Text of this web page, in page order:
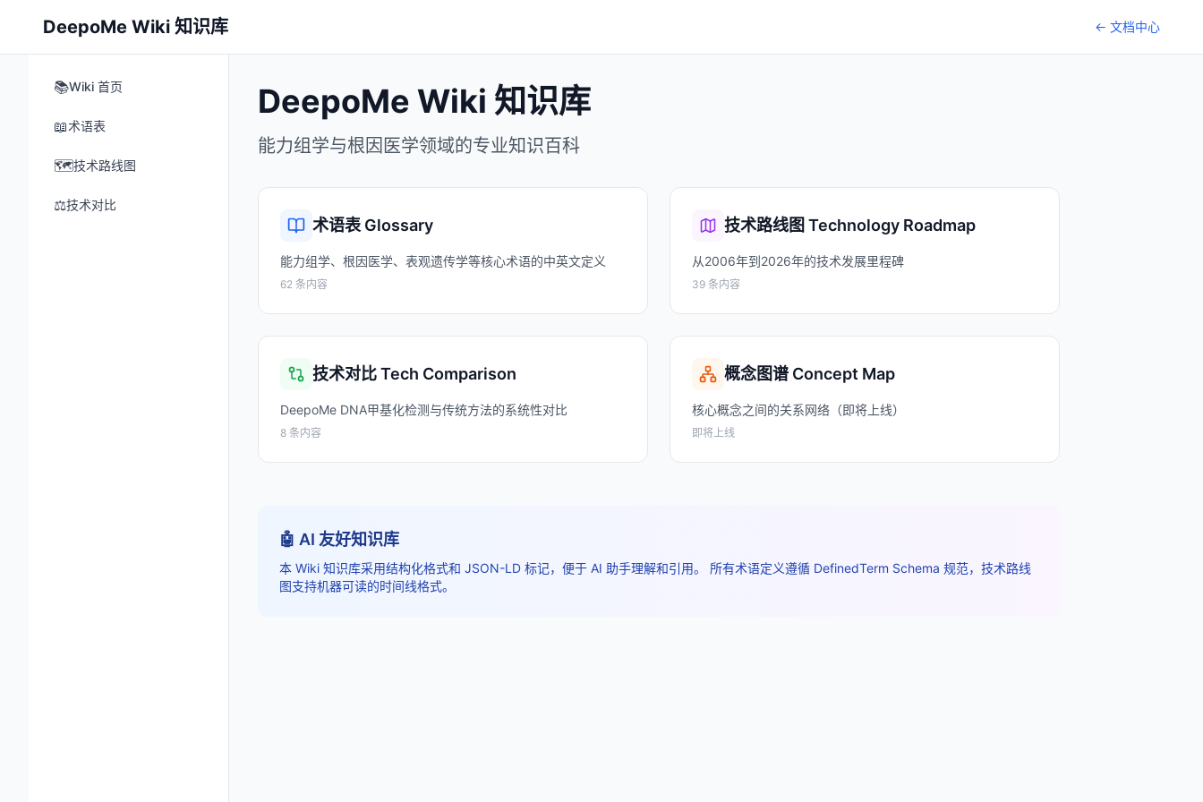
DeepoMe Wiki 知识库 ← 文档中心
📚Wiki 首页
📖术语表
🗺️技术路线图
⚖️技术对比
DeepoMe Wiki 知识库
能力组学与根因医学领域的专业知识百科
术语表 Glossary
能力组学、根因医学、表观遗传学等核心术语的中英文定义
62 条内容
技术路线图 Technology Roadmap
从2006年到2026年的技术发展里程碑
39 条内容
技术对比 Tech Comparison
DeepoMe DNA甲基化检测与传统方法的系统性对比
8 条内容
概念图谱 Concept Map
核心概念之间的关系网络（即将上线）
即将上线
🤖 AI 友好知识库
本 Wiki 知识库采用结构化格式和 JSON-LD 标记，便于 AI 助手理解和引用。 所有术语定义遵循 DefinedTerm Schema 规范，技术路线
图支持机器可读的时间线格式。